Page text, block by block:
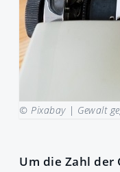
© Pixabay | Gewalt
Um die Zahl der